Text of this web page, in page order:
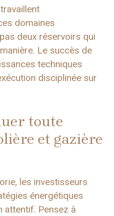
domaines
deux réservoirs qui
Le succès de
techniques
disciplinée sur
toute
et gazière
les investisseurs
énergétiques
attentif. Pensez à